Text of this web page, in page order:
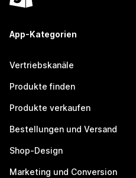
App-Kategorien
Vertriebskanäle
Produkte finden
Produkte verkaufen
Bestellungen und Versand
Shop-Design
Marketing und Conversion